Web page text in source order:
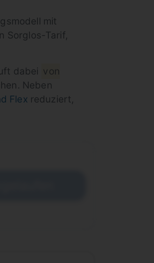
mit
Sorglos-Tarif,
dabei von
Neben
Flex reduziert,